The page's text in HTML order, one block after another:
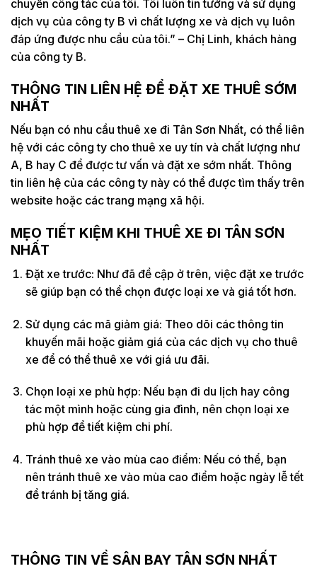
chuyến công tác của tôi. Tôi luôn tin tưởng và sử dụng
dịch vụ của công ty B vì chất lượng xe và dịch vụ luôn
đáp ứng được nhu cầu của tôi.” – Chị Linh, khách hàng
của công ty B.
THÔNG TIN LIÊN HỆ ĐỂ ĐẶT XE THUÊ SỚM
NHẤT
Nếu bạn có nhu cầu thuê xe đi Tân Sơn Nhất, có thể liên
hệ với các công ty cho thuê xe uy tín và chất lượng như
A, B hay C để được tư vấn và đặt xe sớm nhất. Thông
tin liên hệ của các công ty này có thể được tìm thấy trên
website hoặc các trang mạng xã hội.
MẸO TIẾT KIỆM KHI THUÊ XE ĐI TÂN SƠN
NHẤT
Đặt xe trước: Như đã đề cập ở trên, việc đặt xe trước
sẽ giúp bạn có thể chọn được loại xe và giá tốt hơn.
Sử dụng các mã giảm giá: Theo dõi các thông tin
khuyến mãi hoặc giảm giá của các dịch vụ cho thuê
xe để có thể thuê xe với giá ưu đãi.
Chọn loại xe phù hợp: Nếu bạn đi du lịch hay công
tác một mình hoặc cùng gia đình, nên chọn loại xe
phù hợp để tiết kiệm chi phí.
Tránh thuê xe vào mùa cao điểm: Nếu có thể, bạn
nên tránh thuê xe vào mùa cao điểm hoặc ngày lễ tết
để tránh bị tăng giá.
THÔNG TIN VỀ SÂN BAY TÂN SƠN NHẤT